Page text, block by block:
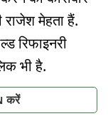
मेहता हैं.
रिफाइनरी
भी है.
करें